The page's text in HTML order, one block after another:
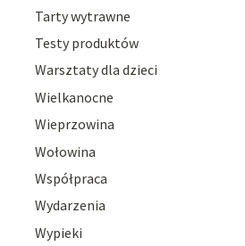
Tarty wytrawne
Testy produktów
Warsztaty dla dzieci
Wielkanocne
Wieprzowina
Wołowina
Współpraca
Wydarzenia
Wypieki